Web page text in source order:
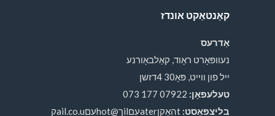
קאָנטאַקט אונדז
אַדרעס
נעוופּאָרט ראָוד, קאַלבאָורנע
ייל פון ווייט, פּאָ30 4דזשן
טעלעפאָן:
בליצפּאָסט: tהאַקןaterעםilך@hotעםail.co.uק